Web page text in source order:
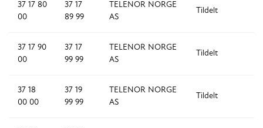
37 17 80
00
37 17
89 99
TELENOR NORGE
AS
Tildelt
37 17 90
00
37 17
99 99
TELENOR NORGE
AS
Tildelt
37 18
00 00
37 19
99 99
TELENOR NORGE
AS
Tildelt